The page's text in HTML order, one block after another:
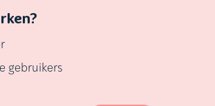
gebruikers